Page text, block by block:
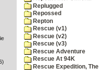
Replugged
Repossed
Repton
Rescue (v1)
Rescue (v2)
Rescue (v3)
Rescue Adventure
Rescue At 94K
Rescue Expedition, The